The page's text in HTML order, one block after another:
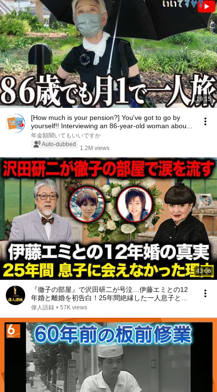
19:15
[How much is your pension?] You've got to go by
yourself!! Interviewing an 86-year-old woman abou...
年金額聞いてもいいですか
Auto-dubbed
1.2M views
43:06
『徹子の部屋』で沢田研二が号泣…伊藤エミとの12
年婚と離婚を初告白！25年間絶縁した一人息子と再
会した“本当の理由”｜亡き元妻が遺した最期の遺言が
偉人語録 • 57K views